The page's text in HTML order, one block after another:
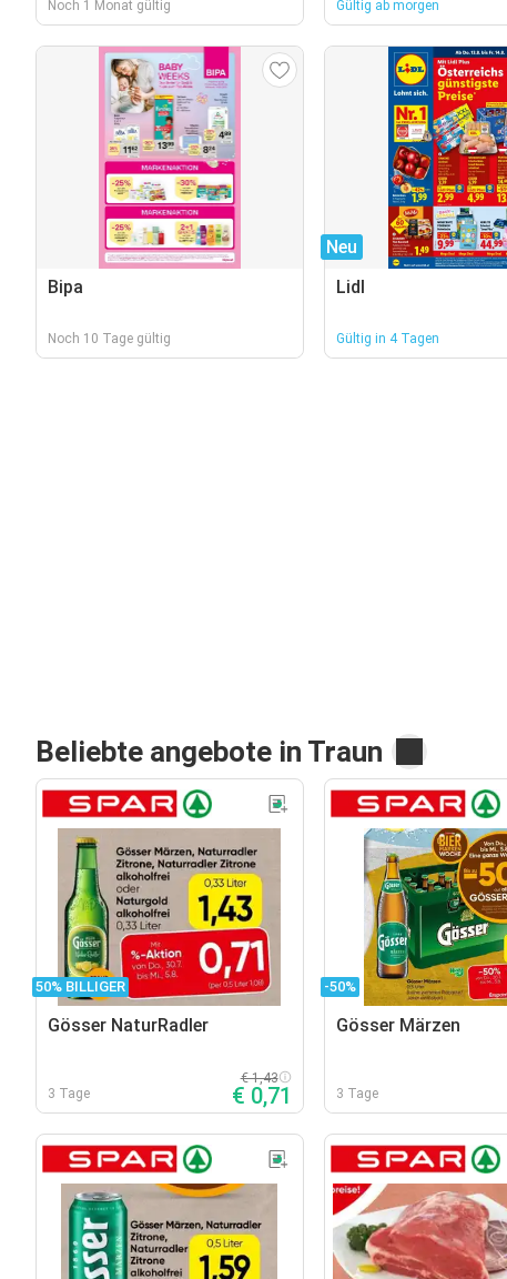
Noch 1 Monat gültig Gültig ab morgen
Bipa
Noch 10 Tage gültig
Neu
Lidl
Gültig in 4 Tagen
Beliebte angebote in Traun
50% BILLIGER
Gösser NaturRadler
3 Tage
€ 1,43
€ 0,71
-50%
Gösser Märzen
3 Tage